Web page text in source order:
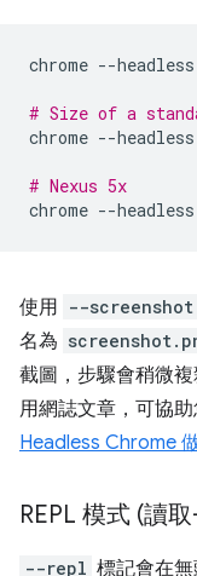
chrome --headless
# Size of a
chrome --headless
# Nexus 5x
chrome --headless
使用 --screenshot
名為
截圖，步驟會稍微
用網誌文章，可協
Headless Chrome
REPL 模式 (讀
--repl 標記會在